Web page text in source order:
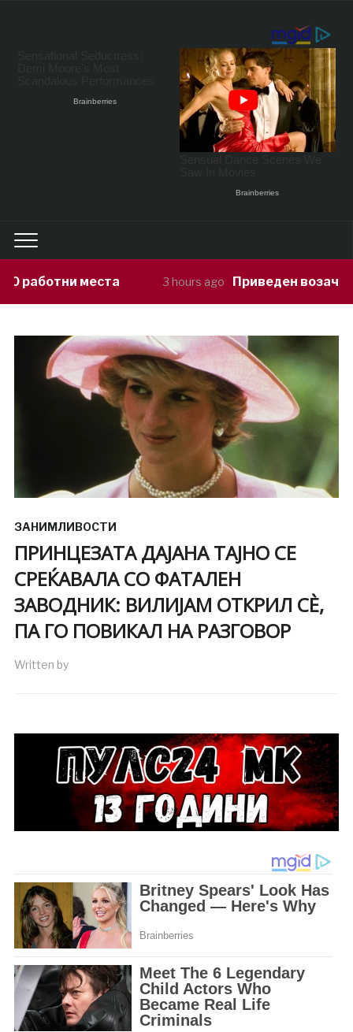
3 hours ago Приведен возач кој ја предизвикал
ЗАНИМЛИВОСТИ
ПРИНЦЕЗАТА ДАЈАНА ТАЈНО СЕ
СРЕЌАВАЛА СО ФАТАЛЕН
ЗАВОДНИК: ВИЛИЈАМ ОТКРИЛ СÈ,
ПА ГО ПОВИКАЛ НА РАЗГОВОР
Written by